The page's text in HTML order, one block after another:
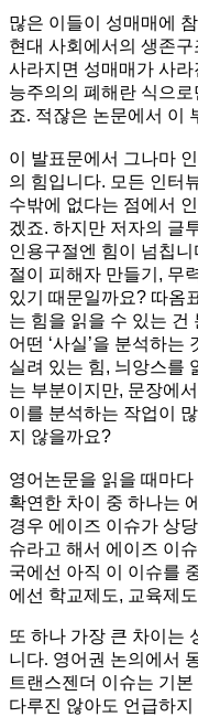
많은 이들이 성매매에
현대 사회에서의 생존
사라지면 성매매가 사
능주의의 폐해란 식으
죠. 적잖은 논문에서 이
이 발표문에서 그나마
의 힘입니다. 모든 인터
수밖에 없다는 점에서
겠죠. 하지만 저자의 글
인용구절엔 힘이 넘칩
절이 피해자 만들기, 무
있기 때문일까요? 따옴
는 힘을 읽을 수 있는 건
어떤 ‘사실’을 분석하는
실려 있는 힘, 늬앙스를
는 부분이지만, 문장에
이를 분석하는 작업이
지 않을까요?
영어논문을 읽을 때마
확연한 차이 중 하나는
경우 에이즈 이슈가 상
슈라고 해서 에이즈 이
국에선 아직 이 이슈를
에선 학교제도, 교육제
또 하나 가장 큰 차이는
니다. 영어권 논의에서
트랜스젠더 이슈는 기
다루진 않아도 언급하